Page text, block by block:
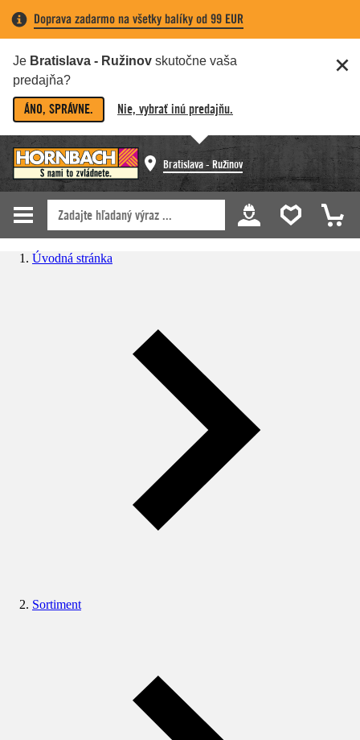
Doprava zadarmo na všetky balíky od 99 EUR
Je Bratislava - Ružinov skutočne vaša
predajňa?
ÁNO, SPRÁVNE. Nie, vybrať inú predajňu.
Bratislava - Ružinov
Úvodná stránka
Sortiment